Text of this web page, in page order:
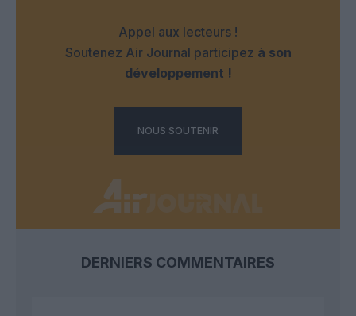
Appel aux lecteurs !
Soutenez Air Journal participez à son
développement !
NOUS SOUTENIR
DERNIERS COMMENTAIRES